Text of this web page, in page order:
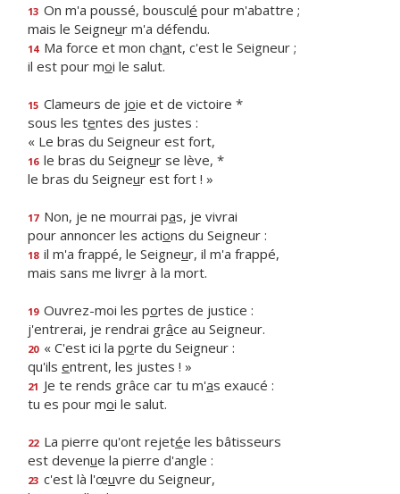
13 On m'a poussé, bousculé pour m'abattre ;
mais le Seigneur m'a défendu.
14 Ma force et mon chant, c'est le Seigneur ;
il est pour moi le salut.
15 Clameurs de joie et de victoire *
sous les tentes des justes :
« Le bras du Seigneur est fort,
16 le bras du Seigneur se lève, *
le bras du Seigneur est fort ! »
17 Non, je ne mourrai pas, je vivrai
pour annoncer les actions du Seigneur :
18 il m'a frappé, le Seigneur, il m'a frappé,
mais sans me livrer à la mort.
19 Ouvrez-moi les portes de justice :
j'entrerai, je rendrai grâce au Seigneur.
20 « C'est ici la porte du Seigneur :
qu'ils entrent, les justes ! »
21 Je te rends grâce car tu m'as exaucé :
tu es pour moi le salut.
22 La pierre qu'ont rejetée les bâtisseurs
est devenue la pierre d'angle :
23 c'est là l'œuvre du Seigneur,